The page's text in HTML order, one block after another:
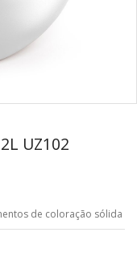
UZ102
de coloração sólida